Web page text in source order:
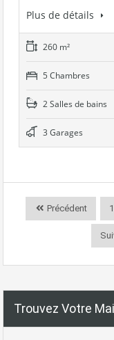
Plus de détails
260 m²
5 Chambres
2 Salles de bains
3 Garages
Précédent 1
Trouvez Votre